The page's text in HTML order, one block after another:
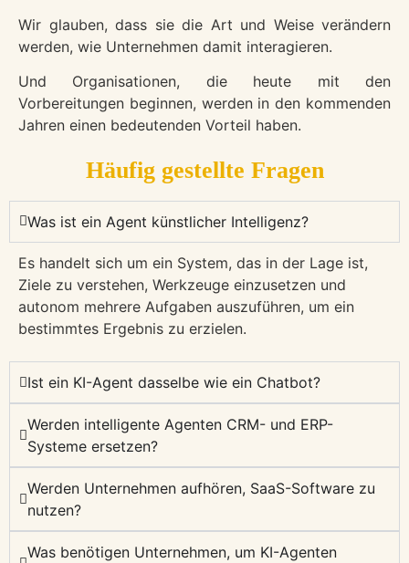
Wir glauben, dass sie die Art und Weise verändern
werden, wie Unternehmen damit interagieren.
Und Organisationen, die heute mit den
Vorbereitungen beginnen, werden in den kommenden
Jahren einen bedeutenden Vorteil haben.
Häufig gestellte Fragen
Was ist ein Agent künstlicher Intelligenz?
Es handelt sich um ein System, das in der Lage ist,
Ziele zu verstehen, Werkzeuge einzusetzen und
autonom mehrere Aufgaben auszuführen, um ein
bestimmtes Ergebnis zu erzielen.
Ist ein KI-Agent dasselbe wie ein Chatbot?
Werden intelligente Agenten CRM- und ERP-
Systeme ersetzen?
Werden Unternehmen aufhören, SaaS-Software zu
nutzen?
Was benötigen Unternehmen, um KI-Agenten